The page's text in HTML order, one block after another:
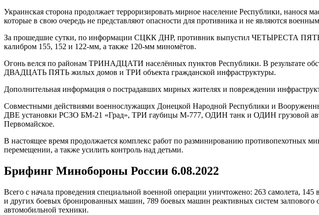
Украинская сторона продолжает терроризировать мирное население Республики,
которые в свою очередь не представляют опасности для противника и не являются
За прошедшие сутки, по информации СЦКК ДНР, противник выпустил ЧЕТЫРЕСТА
калибром 155, 152 и 122-мм, а также 120-мм миномётов.
Огонь велся по районам ТРИНАДЦАТИ населённых пунктов Республики. В
ДВАДЦАТЬ ПЯТЬ жилых домов и ТРИ объекта гражданской инфраструктуры.
Дополнительная информация о пострадавших мирных жителях и повреждении
Совместными действиями военнослужащих Донецкой Народной Республики и
ДВЕ установки РСЗО БМ-21 «Град», ТРИ гаубицы М-777, ОДИН танк и ОДИН грузовой
Первомайское.
В настоящее время продолжается комплекс работ по разминированию
перемещении, а также усилить контроль над детьми.
Брифинг Минобороны России 6.08.2022
Всего с начала проведения специальной военной операции уничтожено: 263 самолета,
и других боевых бронированных машин, 789 боевых машин реактивных систем
автомобильной техники.